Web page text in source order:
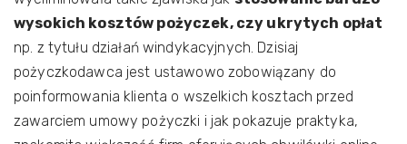
wysokich kosztów pożyczek, czy ukrytych opłat
np. z tytułu działań windykacyjnych. Dzisiaj
pożyczkodawca jest ustawowo zobowiązany do
poinformowania klienta o wszelkich kosztach przed
zawarciem umowy pożyczki i jak pokazuje praktyka,